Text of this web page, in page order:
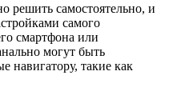
решить самостоятельно, и
самого
смартфона или
могут быть
навигатору, такие как